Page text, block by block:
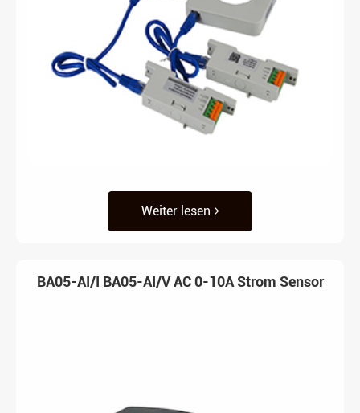
Weiter lesen
BA05-AI/I BA05-AI/V AC 0-10A Strom Sensor